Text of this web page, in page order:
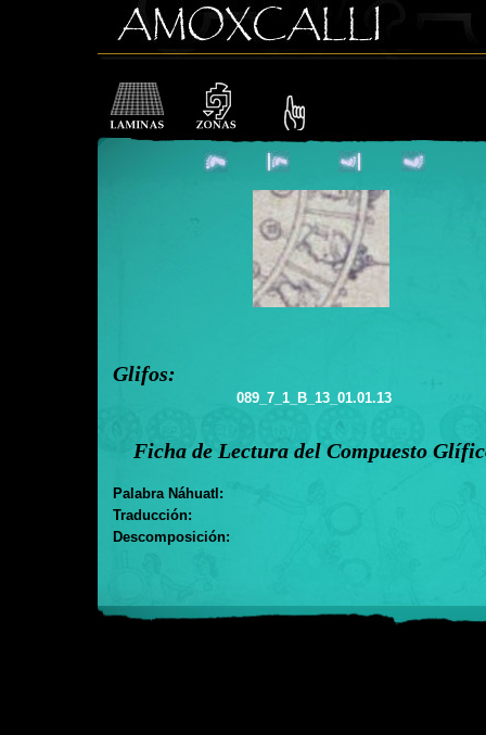
Glifos:
089_7_1_B_13_01.01.13
Ficha de Lectura del Compuesto
Palabra Náhuatl:
Traducción:
Descomposición: